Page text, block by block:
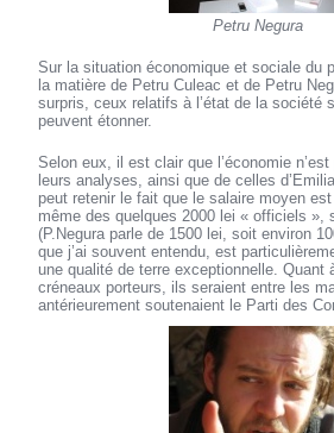
Petru Negura
Sur la situation économique et sociale du
la matière de Petru Culeac et de Petru
surpris, ceux relatifs à l’état de la société
peuvent étonner.
Selon eux, il est clair que l’économie
leurs analyses, ainsi que de celles
peut retenir le fait que le salaire moyen
même des quelques 2000 lei « officiels »,
(P.Negura parle de 1500 lei, soit environ
que j’ai souvent entendu, est
une qualité de terre exceptionnelle. Quant
créneaux porteurs, ils seraient entre les
antérieurement soutenaient le Parti des